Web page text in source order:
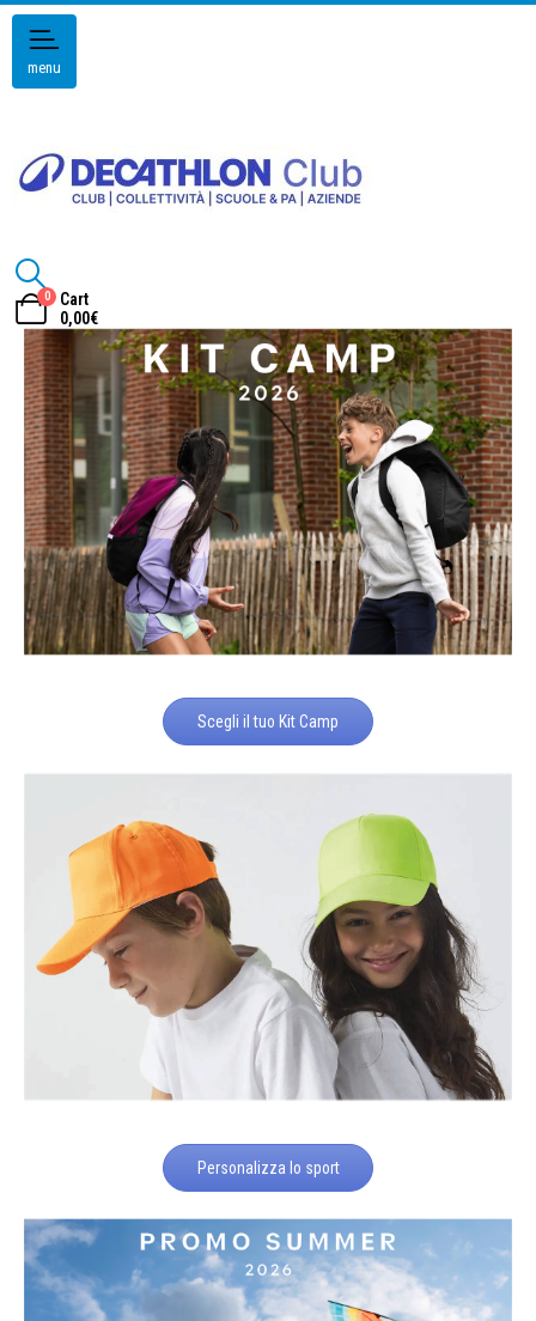
menu
0
Cart
0,00€
Scegli il tuo Kit Camp
Personalizza lo sport